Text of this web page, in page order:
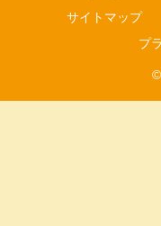
サイトマップ
プ